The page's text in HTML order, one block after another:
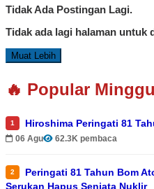
Tidak Ada Postingan Lagi.
Tidak ada lagi halaman untuk
Muat Lebih
🔥 Popular
1 Hiroshima Peringati 81
06 Agu 62.3K pembaca
2
Peringati 81 Tahun Bom
Serukan Hapus Senjata Nuklir